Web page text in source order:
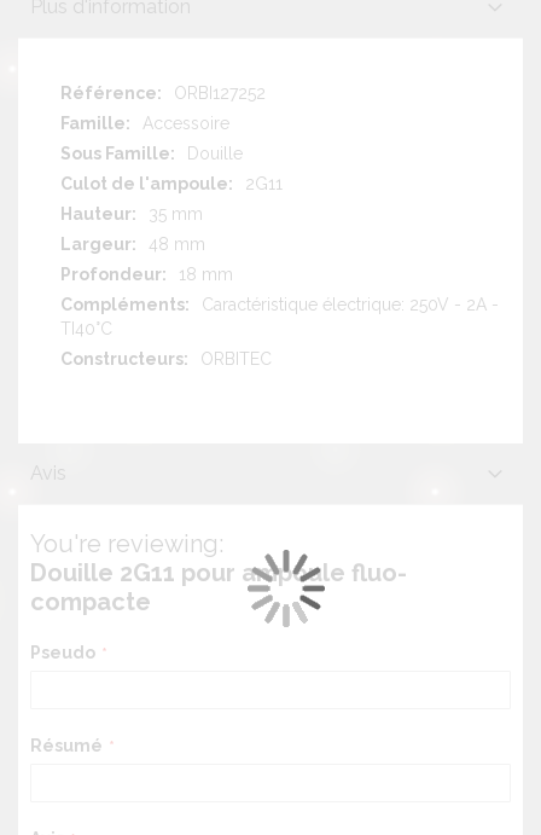
Plus d'information
Plus
d'information
ORBI127252
Accessoire
Douille
2G11
35 mm
48 mm
18 mm
Caractéristique électrique: 250V - 2A -
TI40°C
ORBITEC
Avis
You're reviewing:
Douille 2G11 pour ampoule fluo-
compacte
Pseudo
Résumé